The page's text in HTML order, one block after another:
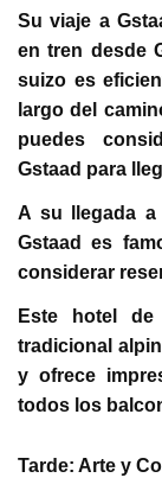
Su viaje a
en tren desde
suizo es
largo del
puedes
Gstaad para
A su llegada a
Gstaad es
considerar
Este hotel de
tradicional
y ofrece
todos los
Tarde: Arte y